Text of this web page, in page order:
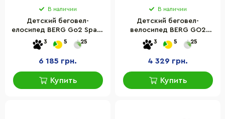
В наличии
Детский беговел-
елосипед BERG Go2 SparX
24.50.04.00 Yellow
3 5 25
6 185 грн.
Купить
В наличии
Детский беговел-
велосипед BERG GO2
24.50.00.00 голубой
3 5 25
4 329 грн.
Купить